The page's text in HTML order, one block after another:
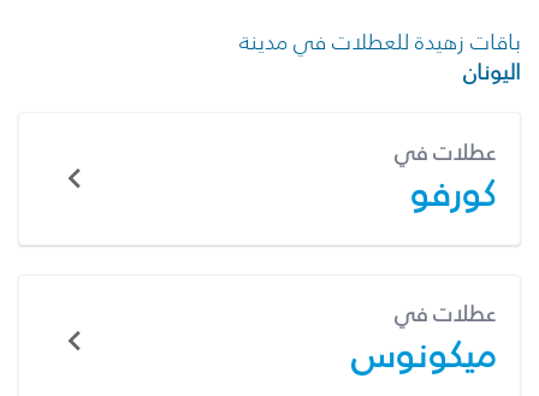
باقات زهيدة للعطلات في مدينة
اليونان
عطلات في
كورفو
عطلات في
ميكونوس